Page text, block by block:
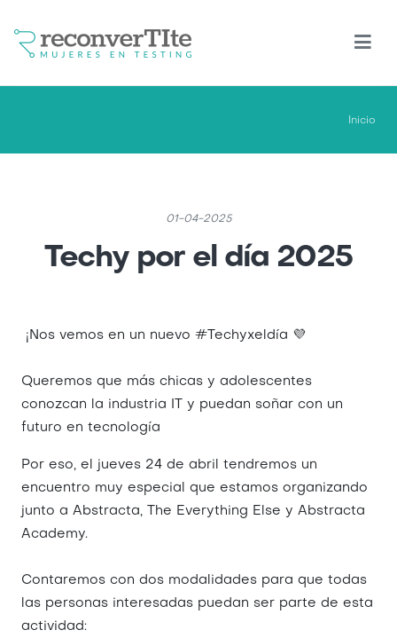
Inicio
01-04-2025
Techy por el día 2025
¡Nos vemos en un nuevo #Techyxeldía 💜
Queremos que más chicas y adolescentes
conozcan la industria IT y puedan soñar con un
futuro en tecnología
Por eso, el jueves 24 de abril tendremos un
encuentro muy especial que estamos organizando
junto a Abstracta, The Everything Else y Abstracta
Academy.
Contaremos con dos modalidades para que todas
las personas interesadas puedan ser parte de esta
actividad: